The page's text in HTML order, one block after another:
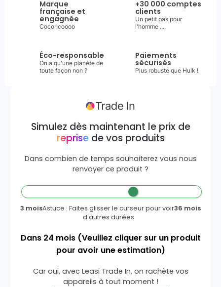
Marque
française et
engagnée
Cocoricoooo
+30 000 comptes
clients
Un petit pas pour
l'homme ...
Éco-responsable
On a qu'une planète de
toute façon non ?
Paiements
sécurisés
Plus robuste que Hulk !
Simulez dès maintenant le prix de
reprisede vos produits
Dans combien de temps souhaiterez vous nous
renvoyer ce produit ?
3 moisAstuce : Faites glisser le curseur pour voir
d'autres durées
36 mois
Dans 24 mois (Veuillez cliquer sur un produit
pour avoir une estimation)
Car oui, avec Leasi Trade In, on rachète vos
appareils à tout moment !